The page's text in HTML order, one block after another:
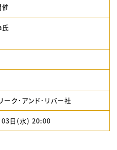
催
ーク･アンド･リバー社
日(水) 20:00